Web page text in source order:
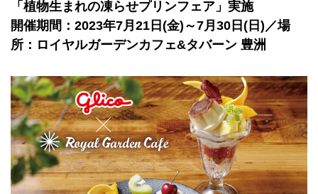
「植物生まれの凍らせプリンフェア」実施
開催期間：2023年7月21日(金)～7月30日(日)／場
所：ロイヤルガーデンカフェ&タバーン 豊洲